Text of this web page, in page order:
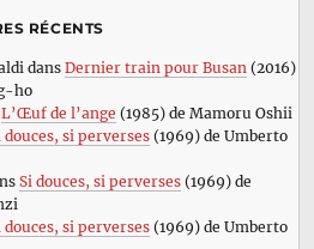
RÉCENTS
dans Dernier train pour Busan (2016)
ho
L’Œuf de l’ange (1985) de Mamoru Oshii
douces, si perverses(1969) de Umberto
Si douces, si perverses(1969) de
douces, si perverses(1969) de Umberto